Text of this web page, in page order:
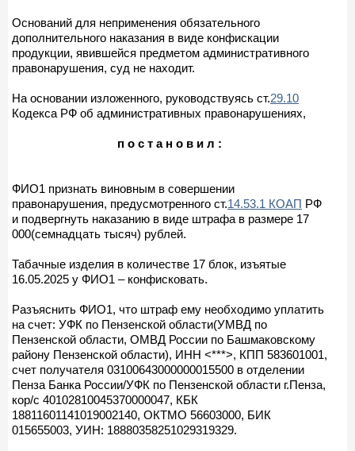
Оснований для неприменения обязательного
дополнительного наказания в виде конфискации
продукции, явившейся предметом административного
правонарушения, суд не находит.
На основании изложенного, руководствуясь ст.29.10
Кодекса РФ об административных правонарушениях,
п о с т а н о в и л :
ФИО1 признать виновным в совершении
правонарушения, предусмотренного ст.14.53.1 КОАП РФ
и подвергнуть наказанию в виде штрафа в размере 17
000(семнадцать тысяч) рублей.
Табачные изделия в количестве 17 блок, изъятые
16.05.2025 у ФИО1 – конфисковать.
Разъяснить ФИО1, что штраф ему необходимо уплатить
на счет: УФК по Пензенской области(УМВД по
Пензенской области, ОМВД России по Башмаковскому
району Пензенской области), ИНН <***>, КПП 583601001,
счет получателя 03100643000000015500 в отделении
Пенза Банка России/УФК по Пензенской области г.Пенза,
кор/с 40102810045370000047, КБК
18811601141019002140, ОКТМО 56603000, БИК
015655003, УИН: 18880358251029319329.